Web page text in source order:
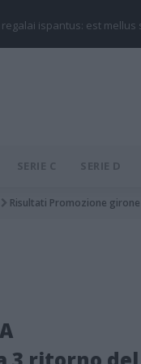
regalai ispantus: est
SERIE C SERIE D
Risultati Promozione